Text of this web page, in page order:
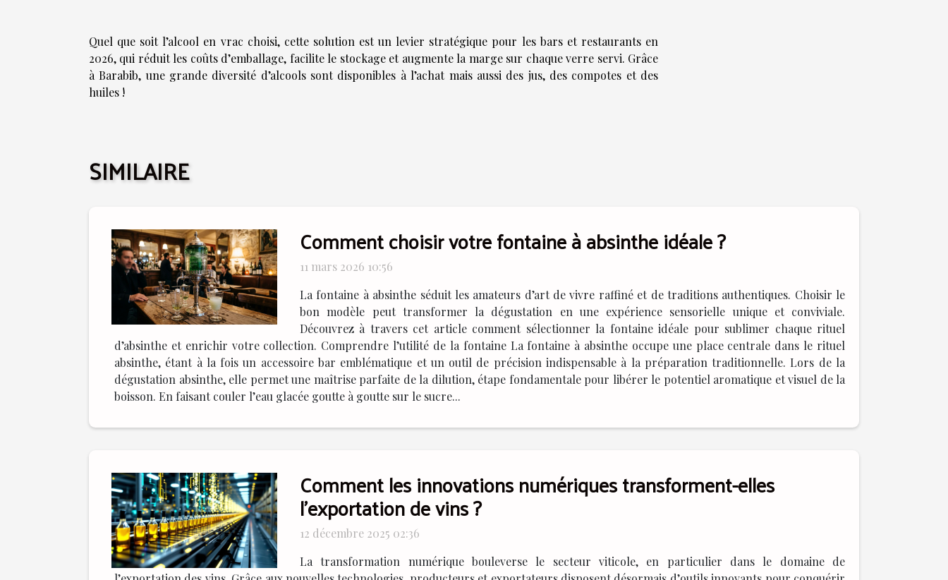
Quel que soit l’alcool en vrac choisi, cette solution est un levier stratégique pour les bars et restaurants en
2026, qui réduit les coûts d’emballage, facilite le stockage et augmente la marge sur chaque verre servi. Grâce
à Barabib, une grande diversité d’alcools sont disponibles à l’achat mais aussi des jus, des compotes et des
huiles !
SIMILAIRE
Comment choisir votre fontaine à absinthe idéale ?
11 mars 2026 10:56
La fontaine à absinthe séduit les amateurs d’art de vivre raffiné et de traditions authentiques. Choisir le
bon modèle peut transformer la dégustation en une expérience sensorielle unique et conviviale.
Découvrez à travers cet article comment sélectionner la fontaine idéale pour sublimer chaque rituel
d’absinthe et enrichir votre collection. Comprendre l’utilité de la fontaine La fontaine à absinthe occupe une place centrale dans le rituel
absinthe, étant à la fois un accessoire bar emblématique et un outil de précision indispensable à la préparation traditionnelle. Lors de la
dégustation absinthe, elle permet une maîtrise parfaite de la dilution, étape fondamentale pour libérer le potentiel aromatique et visuel de la
boisson. En faisant couler l’eau glacée goutte à goutte sur le sucre...
Comment les innovations numériques transforment-elles
l'exportation de vins ?
12 décembre 2025 02:36
La transformation numérique bouleverse le secteur viticole, en particulier dans le domaine de